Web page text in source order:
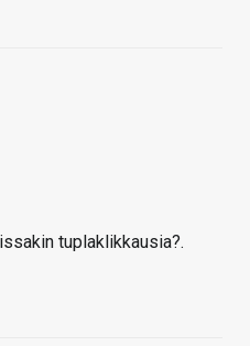
tuplaklikkausia?.